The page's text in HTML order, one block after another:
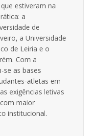
estiveram na
a
de
a Universidade
de Leiria e o
Com a
se as bases
atletas em
exigências letivas
maior
institucional.